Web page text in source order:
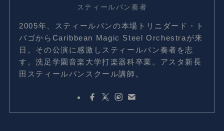
スティールパン奏者
2005年、スティールパンの本場トリニダード・ト
バゴからCaribbean Magic Steel Orchestraが来
日。その公演に感激しスティールパン奏者を志
す。洗足学園音楽大学打楽器科卒業。アスタ新長
田スティールパンスクール講師。